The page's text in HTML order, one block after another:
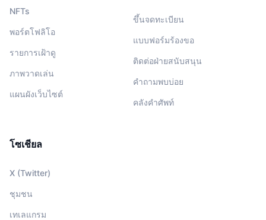
NFTs
พอร์ตโฟลิโอ
รายการเฝ้าดู
ภาพวาดเล่น
แผนผังเว็บไซต์
ขึ้นจดทะเบียน
แบบฟอร์มร้องขอ
ติดต่อฝ่ายสนับสนุน
คำถามพบบ่อย
คลังคำศัพท์
โซเชียล
X (Twitter)
ชุมชน
เทเลแกรม